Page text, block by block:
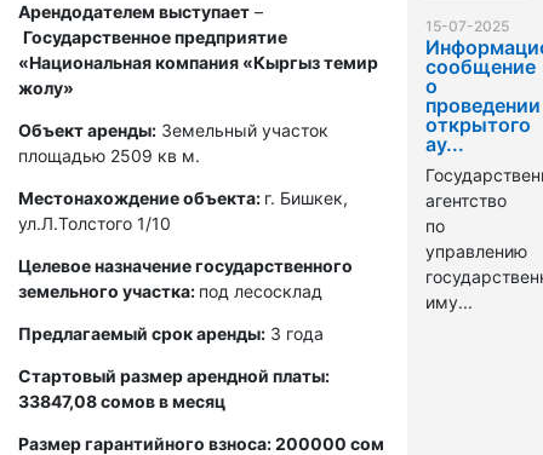
Арендодателем выступает –
Государственное предприятие
«Национальная компания «Кыргыз темир
жолу»
Объект аренды: Земельный участок
площадью 2509 кв м.
Местонахождение объекта: г. Бишкек,
ул.Л.Толстого 1/10
Целевое назначение государственного
земельного участка: под лесосклад
Предлагаемый срок аренды: 3 года
Стартовый размер арендной платы:
33847,08 сомов в месяц
Размер гарантийного взноса: 200000 сом
15-07-2025
сообщение
о
проведении
открытого
ау...
агентство
по
управлению
иму...